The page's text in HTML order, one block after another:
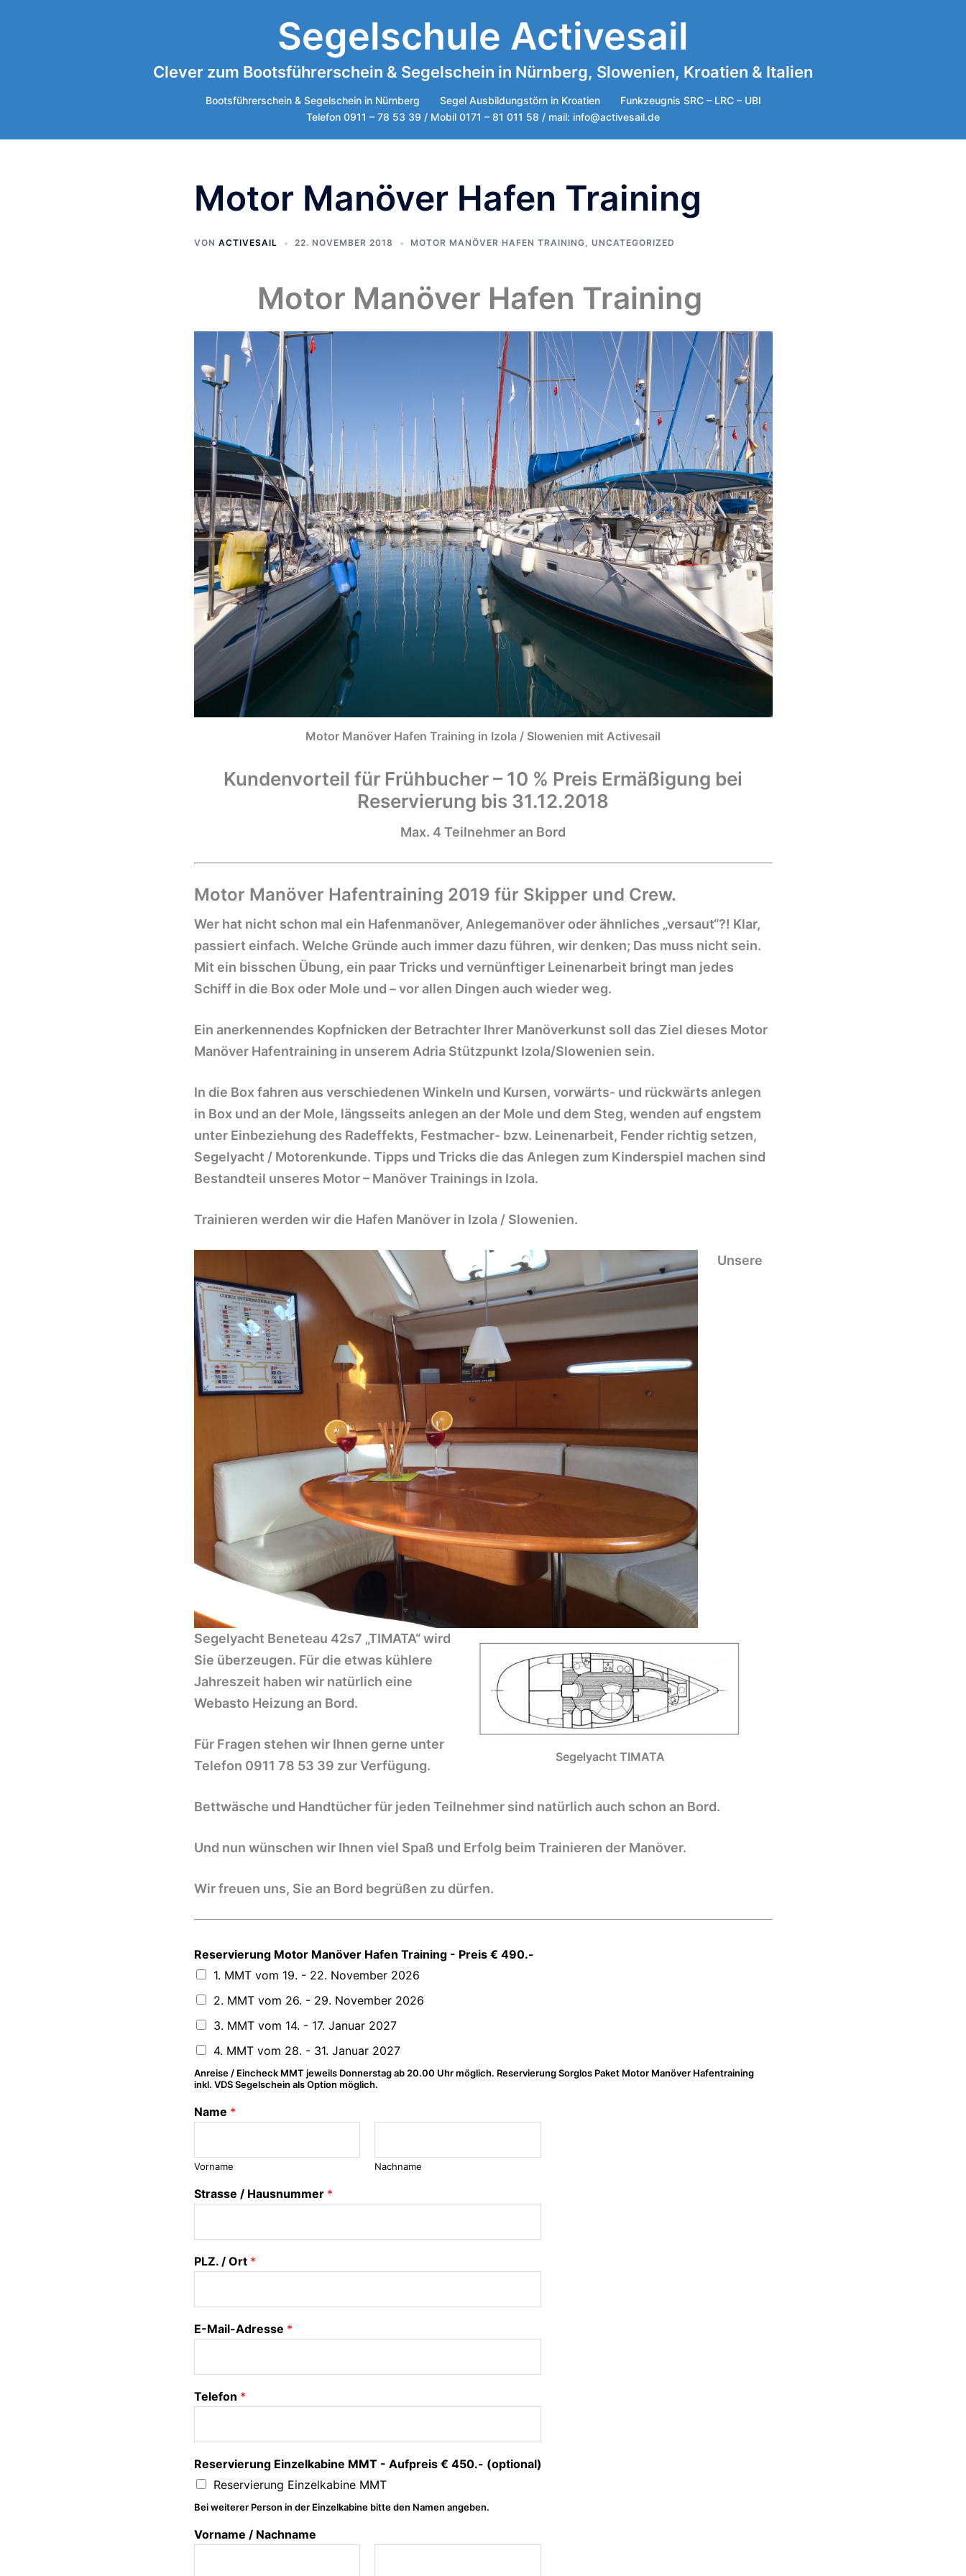
Segelschule Activesail
Clever zum Bootsführerschein & Segelschein in Nürnberg, Slowenien, Kroatien & Italien
Bootsführerschein & Segelschein in Nürnberg Segel Ausbildungstörn in Kroatien
Funkzeugnis SRC – LRC – UBI
Telefon 0911 – 78 53 39 / Mobil 0171 – 81 011 58 / mail: info@activesail.de
Motor Manöver Hafen Training
VON ACTIVESAIL 22. NOVEMBER 2018 MOTOR MANÖVER HAFEN TRAINING, UNCATEGORIZED
Motor Manöver Hafen Training
Motor Manöver Hafen Training in Izola / Slowenien mit Activesail
Kundenvorteil für Frühbucher– 10 % Preis Ermäßigung bei
Reservierung bis 31.12.2018
Max. 4 Teilnehmer an Bord
Motor Manöver Hafentraining 2019 für Skipper und Crew.
Wer hat nicht schon mal ein Hafenmanöver, Anlegemanöver oder ähnliches „versaut“?! Klar,
passiert einfach. Welche Gründe auch immer dazu führen, wir denken; Das muss nicht sein.
Mit ein bisschen Übung, ein paar Tricks und vernünftiger Leinenarbeit bringt man jedes
Schiff in die Box oder Mole und – vor allen Dingen auch wieder weg.
Ein anerkennendes Kopfnicken der Betrachter Ihrer Manöverkunst soll das Ziel dieses Motor
Manöver Hafentraining in unserem Adria Stützpunkt Izola/Slowenien sein.
In die Box fahren aus verschiedenen Winkeln und Kursen, vorwärts- und rückwärts anlegen
in Box und an der Mole, längsseits anlegen an der Mole und dem Steg, wenden auf engstem
unter Einbeziehung des Radeffekts, Festmacher- bzw. Leinenarbeit, Fenderrichtig setzen,
Segelyacht / Motorenkunde. Tipps und Tricks die das Anlegen zum Kinderspiel machen sind
Bestandteil unseres Motor – Manöver Trainings in Izola.
Trainieren werden wir die Hafen Manöver in Izola / Slowenien.
Segelyacht TIMATA
Unsere
Segelyacht Beneteau 42s7 „TIMATA“wird
Sie überzeugen. Für die etwas kühlere
Jahreszeit haben wir natürlich eine
Webasto Heizung an Bord.
Für Fragen stehen wir Ihnen gerne unter
Telefon 0911 78 53 39 zur Verfügung.
Bettwäsche und Handtücher für jeden Teilnehmer sind natürlich auch schon an Bord.
Und nun wünschen wir Ihnen viel Spaß und Erfolg beim Trainieren der Manöver.
Wir freuen uns, Sie an Bord begrüßen zu dürfen.
Reservierung Motor Manöver Hafen Training - Preis € 490.-
1. MMT vom 19. - 22. November 2026
2. MMT vom 26. - 29. November 2026
3. MMT vom 14. - 17. Januar 2027
4. MMT vom 28. - 31. Januar 2027
Anreise / Eincheck MMT jeweils Donnerstag ab 20.00 Uhr möglich. Reservierung Sorglos Paket Motor Manöver Hafentraining
inkl. VDS Segelschein als Option möglich.
Name *
Vorname Nachname
Strasse / Hausnummer *
PLZ. / Ort *
E-Mail-Adresse *
Telefon *
Reservierung Einzelkabine MMT - Aufpreis € 450.- (optional)
Reservierung Einzelkabine MMT
Bei weiterer Person in der Einzelkabine bitte den Namen angeben.
Vorname / Nachname